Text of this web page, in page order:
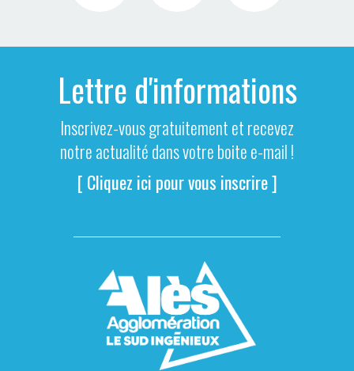
Lettre d'informations
Inscrivez-vous gratuitement et recevez
notre actualité dans votre boite e-mail !
[ Cliquez ici pour vous inscrire ]